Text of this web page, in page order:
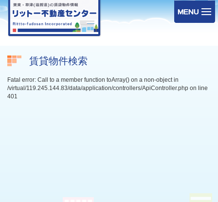
賃貸物件検索
Fatal error: Call to a member function toArray() on a non-object in
/virtual/119.245.144.83/data/application/controllers/ApiController.php on line
401